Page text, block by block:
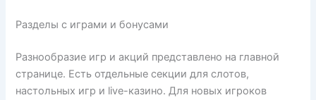
Разделы с играми и бонусами
Разнообразие игр и акций представлено на главной
странице. Есть отдельные секции для слотов,
настольных игр и live-казино. Для новых игроков